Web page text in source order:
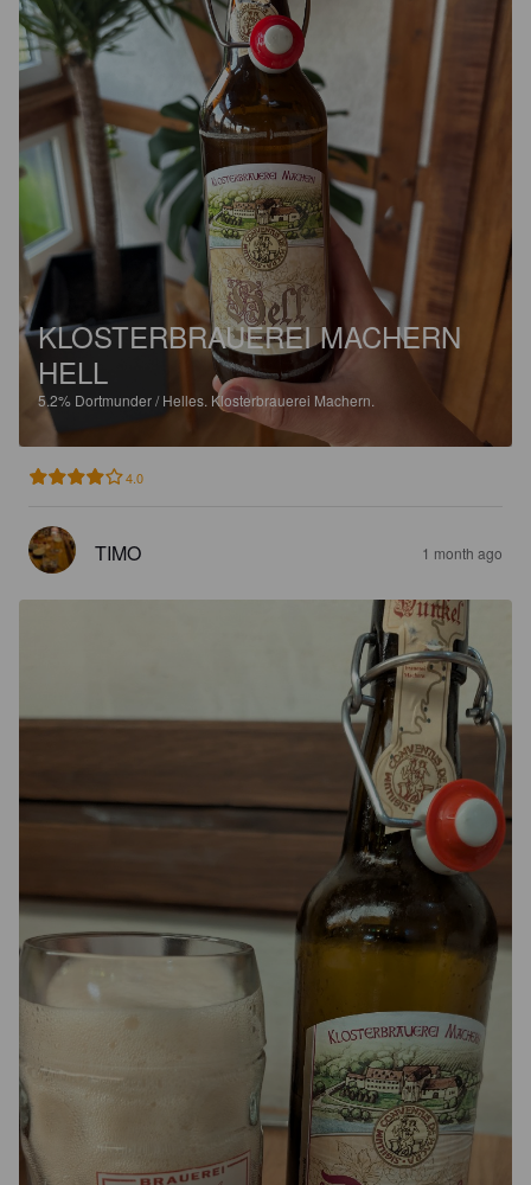
KLOSTERBRAUEREI MACHERN
HELL
5.2% Dortmunder / Helles. Klosterbrauerei Machern.
4.0
TIMO 1 month ago